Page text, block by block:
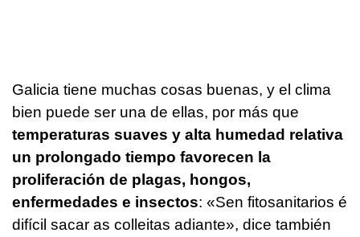
Galicia tiene muchas cosas buenas, y el clima
bien puede ser una de ellas, por más que
temperaturas suaves y alta humedad relativa
un prolongado tiempo favorecen la
proliferación de plagas, hongos,
enfermedades e insectos: «Sen fitosanitarios é
difícil sacar as colleitas adiante», dice también